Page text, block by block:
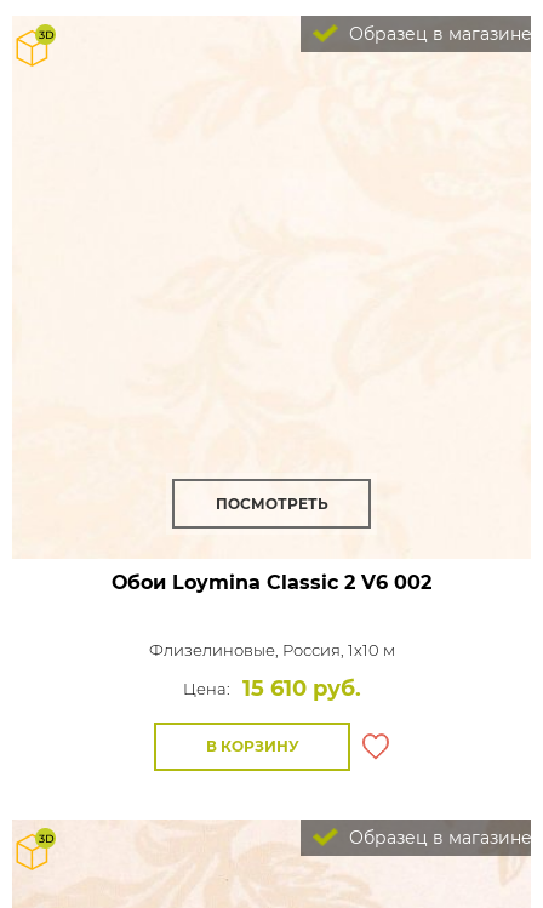
Образец в магазине
ПОСМОТРЕТЬ
Обои Loymina Classic 2 V6 002
Флизелиновые, Россия, 1x10 м
Цена:
15 610 руб.
В КОРЗИНУ
Образец в магазине